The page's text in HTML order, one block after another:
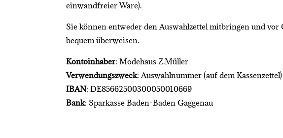
einwandfreier Ware).
Sie können entweder den Auswahlzettel mitbringen und vor
bequem überweisen.
Kontoinhaber: Modehaus Z.Müller
Verwendungszweck: Auswahlnummer (auf dem Kassenzettel)
IBAN: DE85662500300050010669
Bank: Sparkasse Baden-Baden Gaggenau